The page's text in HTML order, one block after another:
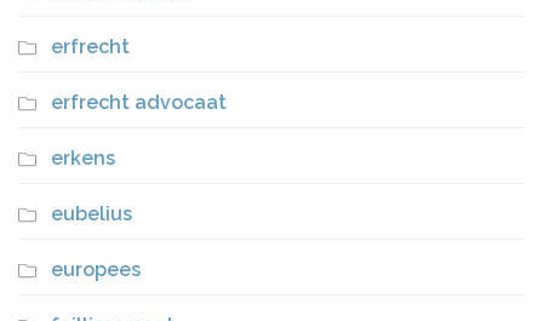
erfrecht
erfrecht advocaat
erkens
eubelius
europees